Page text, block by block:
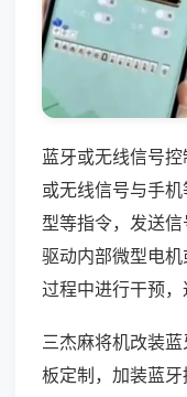
蓝牙或无线信号
或无线信号与手
型等指令，发送
驱动内部微型电
过程中进行干预，
三杰麻将机改装
板定制，加装蓝